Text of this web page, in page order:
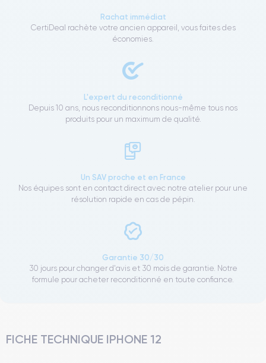
Rachat immédiat
CertiDeal rachète votre ancien appareil, vous faites des
économies.
L'expert du reconditionné
Depuis 10 ans, nous reconditionnons nous-même tous nos
produits pour un maximum de qualité.
Un SAV proche et en France
Nos équipes sont en contact direct avec notre atelier pour une
résolution rapide en cas de pépin.
Garantie 30/30
30 jours pour changer d'avis et 30 mois de garantie. Notre
formule pour acheter reconditionné en toute confiance.
FICHE TECHNIQUE IPHONE 12